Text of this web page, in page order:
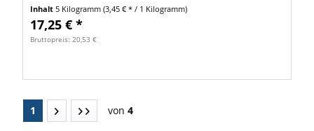
Inhalt 5 Kilogramm(3,45 € * / 1 Kilogramm)
17,25 € *
Bruttopreis: 20,53 €
1 von 4